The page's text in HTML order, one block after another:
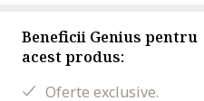
Beneficii Genius pentru
acest produs:
Oferte exclusive.